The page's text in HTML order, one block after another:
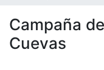
Campaña
Cuevas